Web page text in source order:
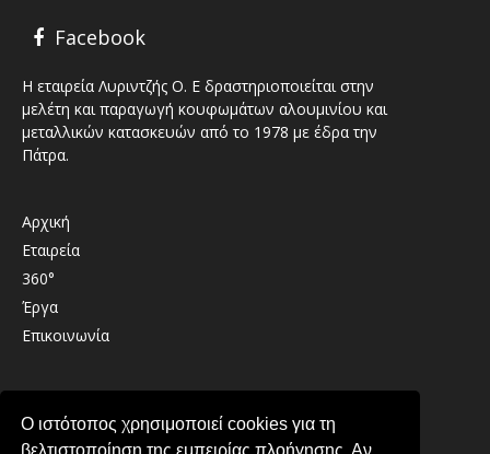
Ο ιστότοπος χρησιμοποιεί cookies για τη
βελτιστοποίηση της εμπειρίας πλοήγησης. Αν
Facebook
Η εταιρεία Λυριντζής Ο. Ε δραστηριοποιείται στην
μελέτη και παραγωγή κουφωμάτων αλουμινίου και
μεταλλικών κατασκευών από το 1978 με έδρα την
Πάτρα.
Αρχική
Εταιρεία
360°
Έργα
Επικοινωνία
2610 439489